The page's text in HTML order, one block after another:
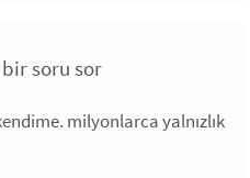
soru sor
milyonlarca yalnızlık